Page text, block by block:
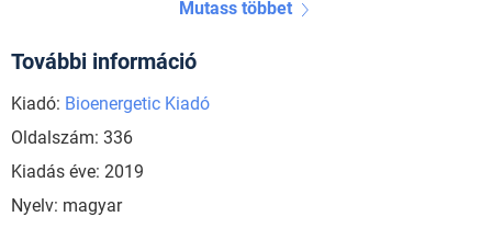
Mutass többet
További információ
Kiadó: Bioenergetic Kiadó
Oldalszám: 336
Kiadás éve: 2019
Nyelv: magyar